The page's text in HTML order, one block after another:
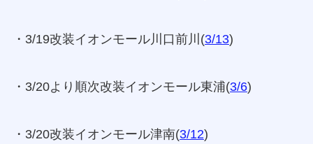
・3/19改装イオンモール川口前川(3/13)
・3/20より順次改装イオンモール東浦(3/6)
・3/20改装イオンモール津南(3/12)